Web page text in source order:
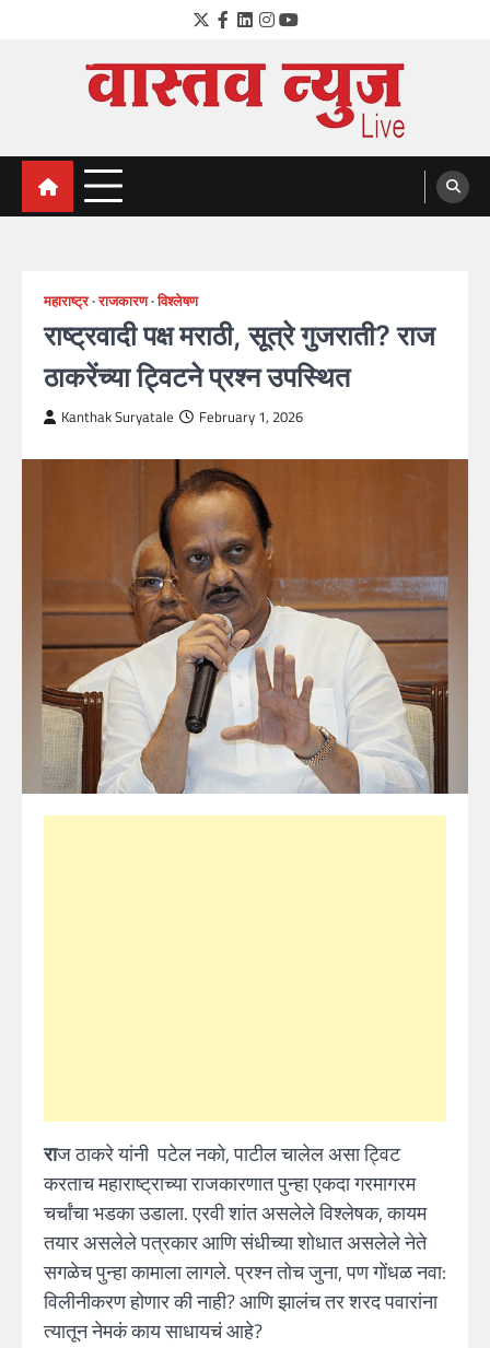
Twitter
Facebook
LinkedIn
Instagram
YouTube
VastavNEWSLive.com
a leading NEWS portal of Maharahstra
महाराष्ट्र राजकारण विश्लेषण
राष्ट्रवादी पक्ष मराठी, सूत्रे गुजराती? राज
ठाकरेंच्या ट्विटने प्रश्न उपस्थित
Kanthak Suryatale February 1, 2026
राज ठाकरे यांनी पटेल नको, पाटील चालेल असा ट्विट
करताच महाराष्ट्राच्या राजकारणात पुन्हा एकदा गरमागरम
चर्चांचा भडका उडाला. एरवी शांत असलेले विश्लेषक, कायम
तयार असलेले पत्रकार आणि संधीच्या शोधात असलेले नेते
सगळेच पुन्हा कामाला लागले. प्रश्न तोच जुना, पण गोंधळ नवा:
विलीनीकरण होणार की नाही? आणि झालंच तर शरद पवारांना
त्यातून नेमकं काय साधायचं आहे?